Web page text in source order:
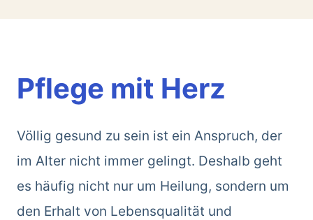
Pflege mit Herz
Völlig gesund zu sein ist ein Anspruch, der
im Alter nicht immer gelingt. Deshalb geht
es häufig nicht nur um Heilung, sondern um
den Erhalt von Lebensqualität und